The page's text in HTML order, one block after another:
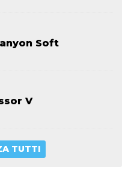
Soft
V
TUTTI